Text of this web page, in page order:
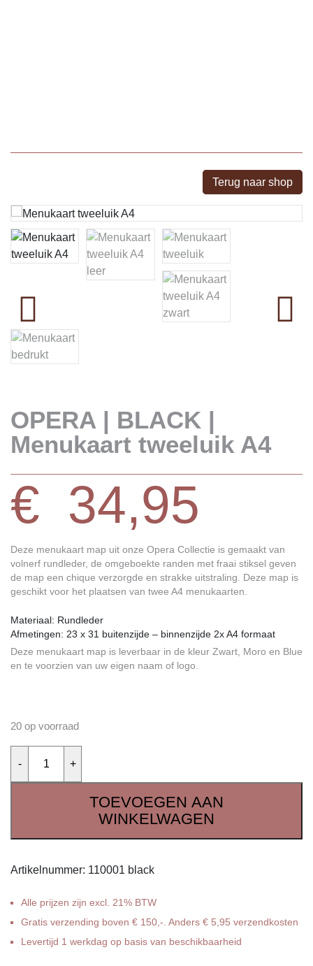
Terug naar shop
OPERA | BLACK |
Menukaart tweeluik A4
€ 34,95
Deze menukaart map uit onze Opera Collectie is gemaakt van
volnerf rundleder, de omgeboekte randen met fraai stiksel geven
de map een chique verzorgde en strakke uitstraling. Deze map is
geschikt voor het plaatsen van twee A4 menukaarten.
Materiaal: Rundleder
Afmetingen: 23 x 31 buitenzijde – binnenzijde 2x A4 formaat
Deze menukaart map is leverbaar in de kleur Zwart, Moro en Blue
en te voorzien van uw eigen naam of logo.
20 op voorraad
TOEVOEGEN AAN
WINKELWAGEN
Artikelnummer: 110001 black
Alle prijzen zijn excl. 21% BTW
Gratis verzending boven € 150,-. Anders € 5,95 verzendkosten
Levertijd 1 werkdag op basis van beschikbaarheid